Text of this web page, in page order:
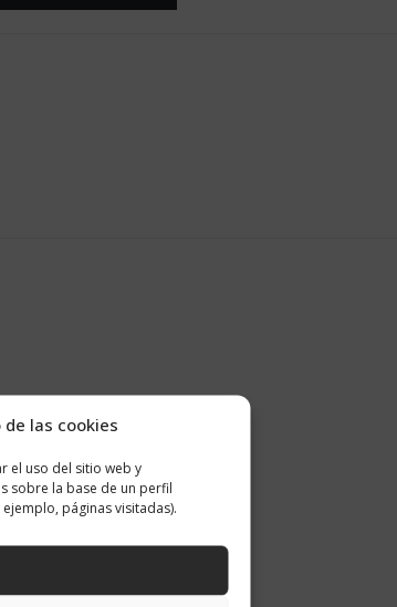
las cookies
el uso del sitio web y
sobre la base de un perfil
páginas visitadas).